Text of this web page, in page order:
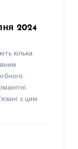
2024
кілька
з цим